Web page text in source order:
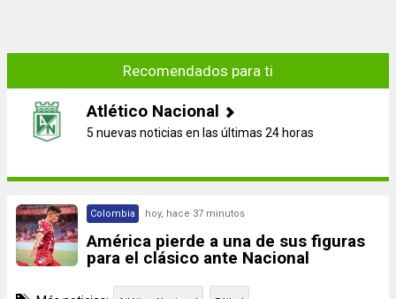
Recomendados para ti
Atlético Nacional
5 nuevas noticias en las últimas 24 horas
Colombia hoy, hace 37 minutos
América pierde a una de sus figuras
para el clásico ante Nacional